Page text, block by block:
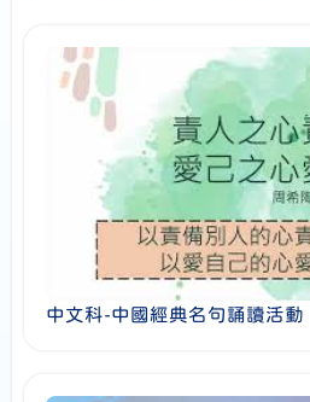
中文科-中國經典名句誦讀活動